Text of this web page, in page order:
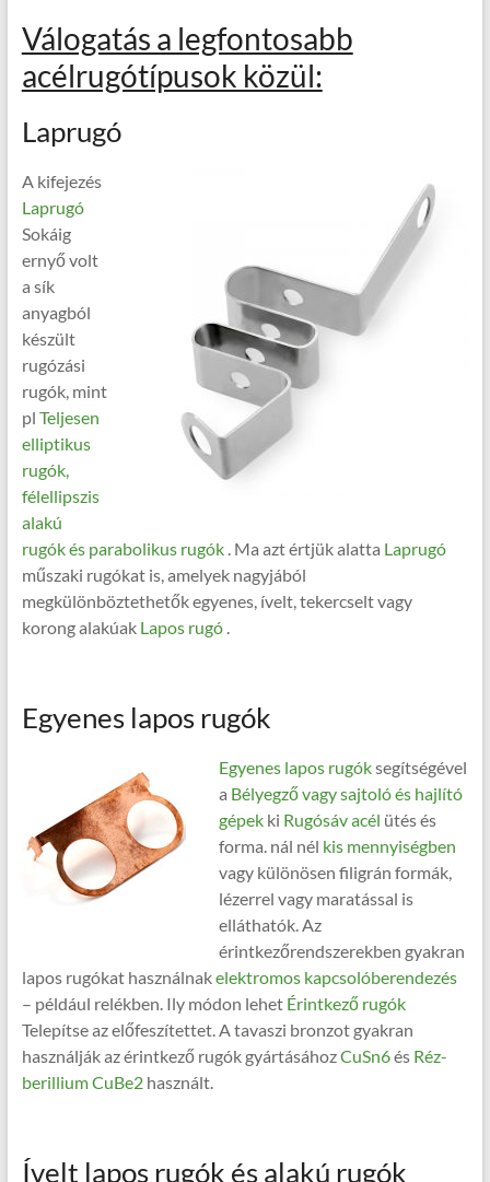
Válogatás a legfontosabb
acélrugótípusok közül:
Laprugó
A kifejezés
Laprugó
Sokáig
ernyő volt
a sík
anyagból
készült
rugózási
rugók, mint
pl Teljesen
elliptikus
rugók,
félellipszis
alakú
rugók és parabolikus rugók. Ma azt értjük alatta Laprugó
műszaki rugókat is, amelyek nagyjából
megkülönböztethetők egyenes, ívelt, tekercselt vagy
korong alakúakLapos rugó.
Egyenes lapos rugók
Egyenes lapos rugóksegítségével
a Bélyegző vagy sajtoló és hajlító
gépekki Rugósáv acél ütés és
forma. nál nél kis mennyiségben
vagy különösen filigrán formák,
lézerrel vagy maratással is
elláthatók. Az
érintkezőrendszerekben gyakran
lapos rugókat használnakelektromos kapcsolóberendezés
– például relékben. Ily módon lehetÉrintkező rugók
Telepítse az előfeszítettet. A tavaszi bronzot gyakran
használják az érintkező rugók gyártásáhozCuSn6ésRéz-
berillium CuBe2használt.
Ívelt lapos rugók és alakú rugók